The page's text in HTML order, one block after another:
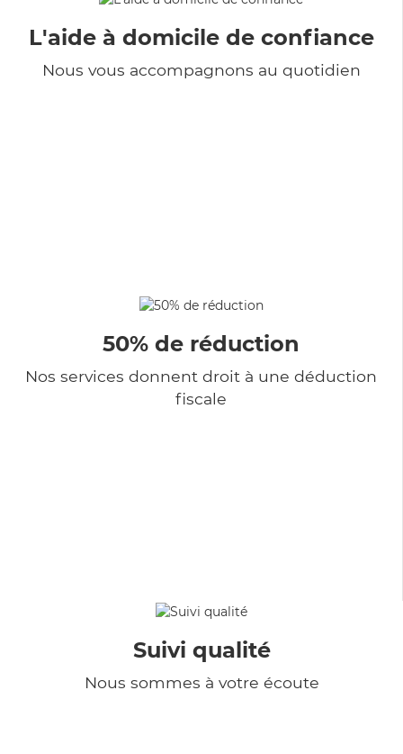
L'aide à domicile de confiance
Nous vous accompagnons au quotidien
50% de réduction
Nos services donnent droit à une déduction
fiscale
Suivi qualité
Nous sommes à votre écoute